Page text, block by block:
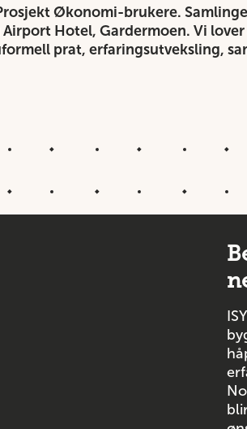
Økonomi-brukere.
Hotel, Gardermoen. Vi
prat, erfaringsutveksling,